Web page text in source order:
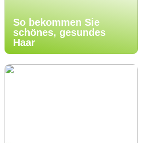
So bekommen Sie
schönes, gesundes
Haar